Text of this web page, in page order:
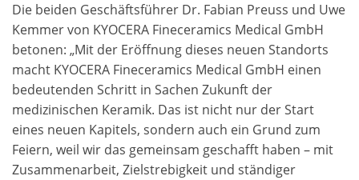
Die beiden Geschäftsführer Dr. Fabian Preuss und Uwe
Kemmer von KYOCERA Fineceramics Medical GmbH
betonen: „Mit der Eröffnung dieses neuen Standorts
macht KYOCERA Fineceramics Medical GmbH einen
bedeutenden Schritt in Sachen Zukunft der
medizinischen Keramik. Das ist nicht nur der Start
eines neuen Kapitels, sondern auch ein Grund zum
Feiern, weil wir das gemeinsam geschafft haben – mit
Zusammenarbeit, Zielstrebigkeit und ständiger